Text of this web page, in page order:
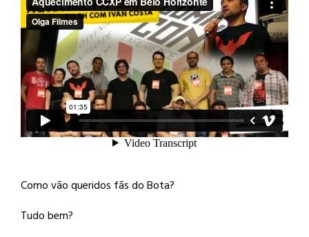
Como vão queridos fãs do Bota?
Tudo bem?